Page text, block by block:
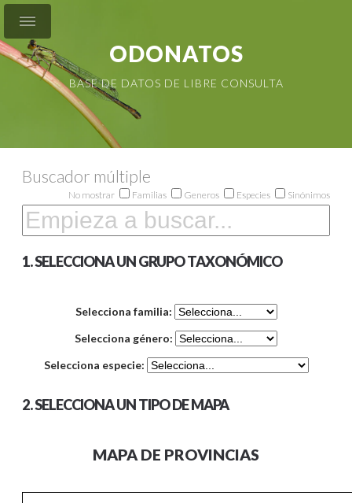
ODONATOS
BASE DE DATOS DE LIBRE CONSULTA
Buscador múltiple
No mostrar Familias Generos Especies Sinónimos
1. SELECCIONA UN GRUPO TAXONÓMICO
Selecciona familia:
Selecciona género:
Selecciona especie:
2. SELECCIONA UN TIPO DE MAPA
MAPA DE PROVINCIAS